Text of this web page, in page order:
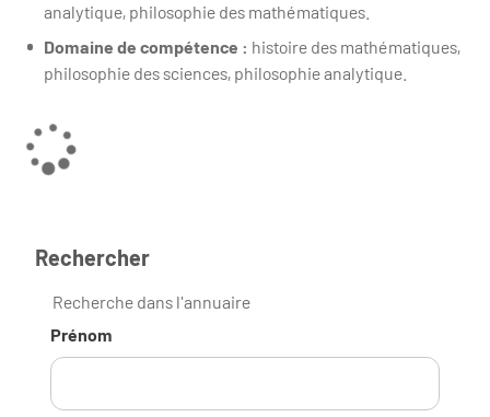
analytique, philosophie des mathématiques.
Domaine de compétence : histoire des mathématiques,
philosophie des sciences, philosophie analytique.
Rechercher
Recherche dans l'annuaire
Prénom